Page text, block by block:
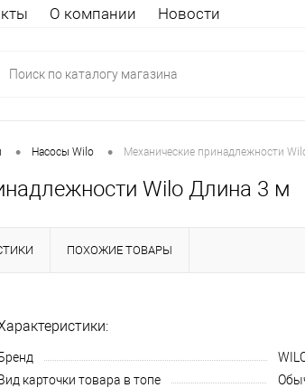
О компании Новости
• Насосы Wilo • Механические принадлежности
Wilo Длина 3 м
ПОХОЖИЕ ТОВАРЫ
Бренд
Вид карточки товара в топе